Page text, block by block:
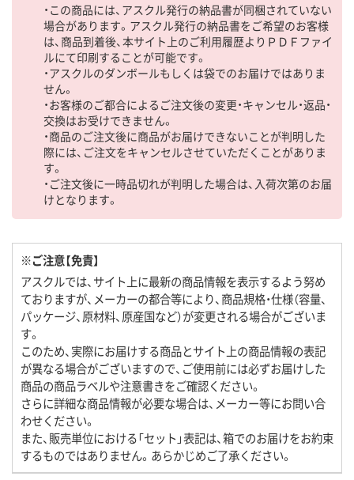
・この商品には、アスクル発行の納品書が同梱されていない
場合があります。アスクル発行の納品書をご希望のお客様
は、商品到着後、本サイト上のご利用履歴よりＰＤＦファイ
ルにて印刷することが可能です。
・アスクルのダンボールもしくは袋でのお届けではありま
せん。
・お客様のご都合によるご注文後の変更・キャンセル・返品・
交換はお受けできません。
・商品のご注文後に商品がお届けできないことが判明した
際には、ご注文をキャンセルさせていただくことがありま
す。
・ご注文後に一時品切れが判明した場合は、入荷次第のお届
けとなります。
※ご注意【免責】
アスクルでは、サイト上に最新の商品情報を表示するよう努め
ておりますが、メーカーの都合等により、商品規格・仕様（容量、
パッケージ、原材料、原産国など）が変更される場合がございま
す。
このため、実際にお届けする商品とサイト上の商品情報の表記
が異なる場合がございますので、ご使用前には必ずお届けした
商品の商品ラベルや注意書きをご確認ください。
さらに詳細な商品情報が必要な場合は、メーカー等にお問い合
わせください。
また、販売単位における「セット」表記は、箱でのお届けをお約束
するものではありません。あらかじめご了承ください。